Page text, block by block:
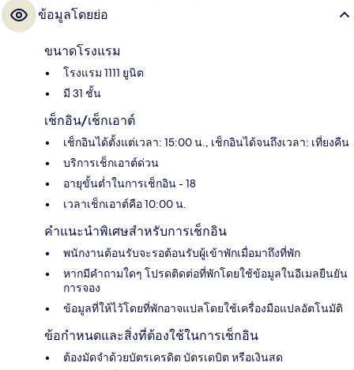
ข้อมูลโดยย่อ
ขนาดโรงแรม
โรงแรม 1111 ยูนิต
มี 31 ชั้น
เช็กอิน/เช็กเอาต์
เช็กอินได้ตั้งแต่เวลา: 15:00 น., เช็กอินได้จนถึงเวลา: เที่ยงคืน
บริการเช็กเอาต์ด่วน
อายุขั้นต่ำในการเช็กอิน - 18
เวลาเช็กเอาต์คือ 10:00 น.
คำแนะนำพิเศษสำหรับการเช็กอิน
พนักงานต้อนรับจะรอต้อนรับผู้เข้าพักเมื่อมาถึงที่พัก
หากมีคำถามใดๆ โปรดติดต่อที่พักโดยใช้ข้อมูลในอีเมลยืนยัน
การจอง
ข้อมูลที่ให้ไว้โดยที่พักอาจแปลโดยใช้เครื่องมือแปลอัตโนมัติ
ข้อกำหนดและสิ่งที่ต้องใช้ในการเช็กอิน
ต้องมัดจำด้วยบัตรเครดิต บัตรเดบิต หรือเงินสด